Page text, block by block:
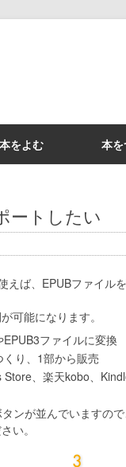
本をよむ 本
ートしたい
ば、EPUBファイル
可能になります。
ファイルに変換
り、1部から販売
Store、楽天kobo、
ンが並んでいますの
い。